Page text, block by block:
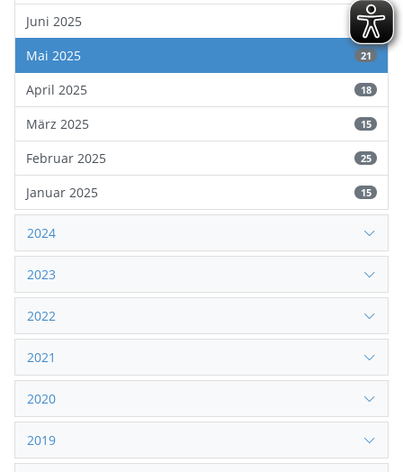
Juni 2025 21
Mai 2025 21
April 2025 18
März 2025 15
Februar 2025 25
Januar 2025 15
2024
2023
2022
2021
2020
2019